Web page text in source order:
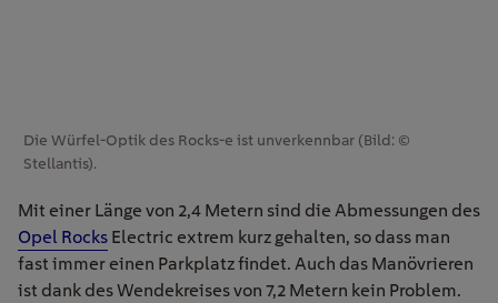
Die Würfel-Optik des Rocks-e ist unverkennbar (Bild: ©
Stellantis).
Mit einer Länge von 2,4 Metern sind die Abmessungen des
Opel Rocks Electric extrem kurz gehalten, so dass man
fast immer einen Parkplatz findet. Auch das Manövrieren
ist dank des Wendekreises von 7,2 Metern kein Problem.